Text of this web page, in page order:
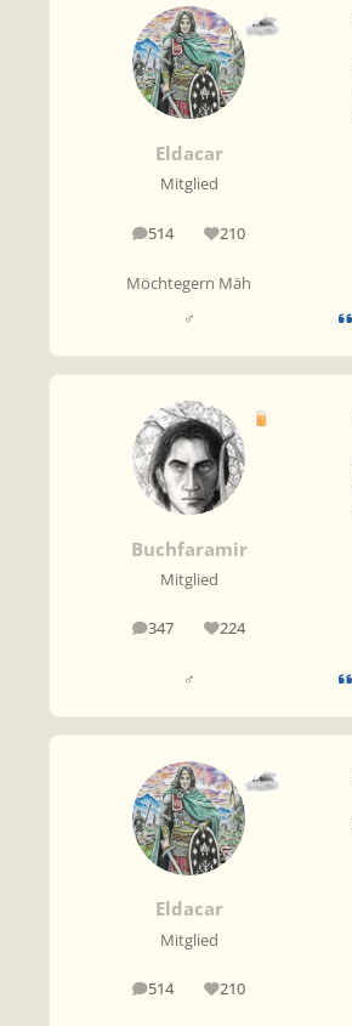
Eldacar
Mitglied
514
Beiträge 210
Reputation
Möchtegern Mäh
♂
Buchfaramir
Mitglied
347
Beiträge 224
Reputation
♂
Eldacar
Mitglied
514
Beiträge 210
Reputation